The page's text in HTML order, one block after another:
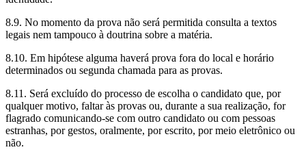
8.9. No momento da prova não será permitida consulta a textos
legais nem tampouco à doutrina sobre a matéria.
8.10. Em hipótese alguma haverá prova fora do local e horário
determinados ou segunda chamada para as provas.
8.11. Será excluído do processo de escolha o candidato que, por
qualquer motivo, faltar às provas ou, durante a sua realização, for
flagrado comunicando-se com outro candidato ou com pessoas
estranhas, por gestos, oralmente, por escrito, por meio eletrônico ou
não.